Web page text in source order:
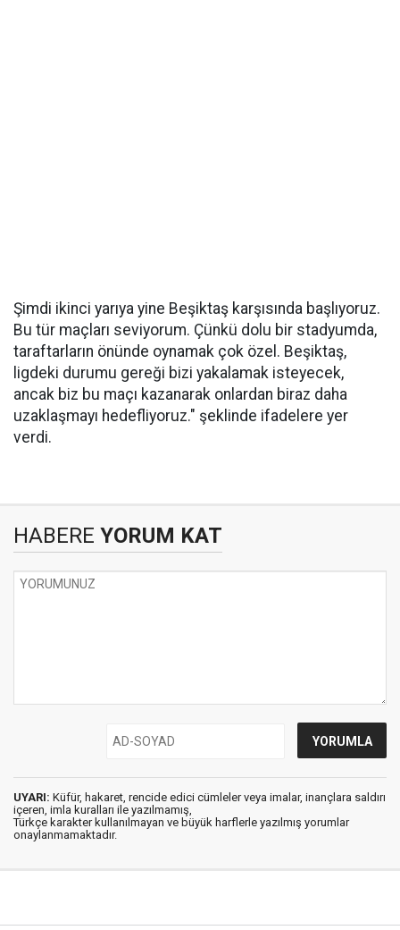
Şimdi ikinci yarıya yine Beşiktaş karşısında başlıyoruz.
Bu tür maçları seviyorum. Çünkü dolu bir stadyumda,
taraftarların önünde oynamak çok özel. Beşiktaş,
ligdeki durumu gereği bizi yakalamak isteyecek,
ancak biz bu maçı kazanarak onlardan biraz daha
uzaklaşmayı hedefliyoruz." şeklinde ifadelere yer
verdi.
HABERE YORUM KAT
UYARI: Küfür, hakaret, rencide edici cümleler veya imalar, inançlara saldırı
içeren, imla kuralları ile yazılmamış,
Türkçe karakter kullanılmayan ve büyük harflerle yazılmış yorumlar
onaylanmamaktadır.